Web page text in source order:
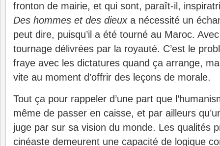
fronton de mairie, et qui sont, paraît-il,
Des hommes et des dieuxa nécessité un
peut dire, puisqu’il a été tourné au Maroc.
tournage délivrées par la royauté. C’est le
fraye avec les dictatures quand ça arrange,
vite au moment d’offrir des leçons de morale.
Tout ça pour rappeler d’une part que
même de passer en caisse, et par ailleurs
juge par sur sa vision du monde. Les qualités
cinéaste demeurent une capacité de logique